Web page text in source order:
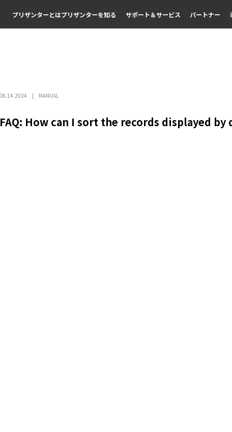
プリザンターとはプリザンターを知る サポート＆サービス パートナー
08.14.2024 MANUAL
FAQ: How can I sort the records displayed by